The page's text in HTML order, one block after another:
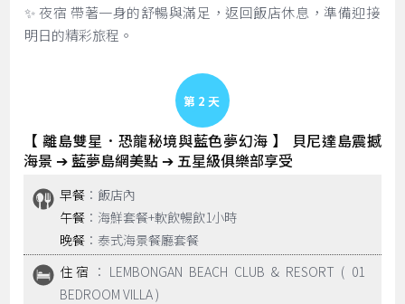
✨ 夜宿 帶著一身的舒暢與滿足，返回飯店休息，準備迎接
明日的精彩旅程。
Day 2
【 離島雙星．恐龍秘境與藍色夢幻海 】 貝尼達島震撼
海景 ➔ 藍夢島網美點 ➔ 五星級俱樂部享受
早餐 ：飯店內
午餐 ：海鮮套餐+軟飲暢飲1小時
晚餐 ：泰式海景餐廳套餐
住宿 ：LEMBONGAN BEACH CLUB & RESORT ( 01
BEDROOM VILLA )